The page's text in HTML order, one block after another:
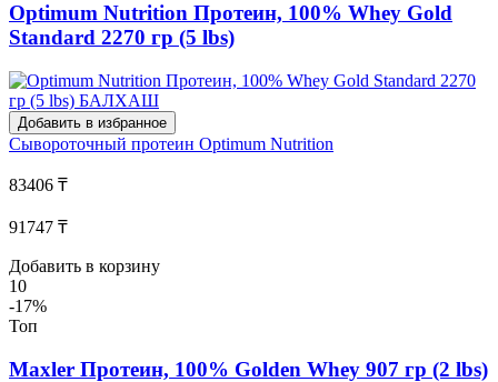
Optimum Nutrition Протеин, 100% Whey Gold
Standard 2270 гр (5 lbs)
Добавить в избранное
Сывороточный протеин Optimum Nutrition
83406 ₸
91747 ₸
Добавить в корзину
10
-17%
Топ
Maxler Протеин, 100% Golden Whey 907 гр (2 lbs)